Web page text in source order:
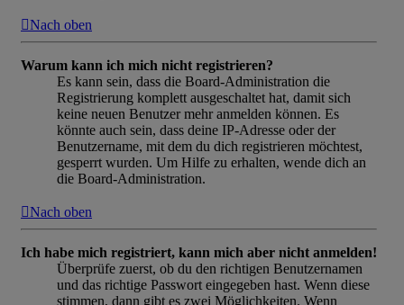
Nach oben
Warum kann ich mich nicht registrieren?
Es kann sein, dass die Board-Administration die
Registrierung komplett ausgeschaltet hat, damit sich
keine neuen Benutzer mehr anmelden können. Es
könnte auch sein, dass deine IP-Adresse oder der
Benutzername, mit dem du dich registrieren möchtest,
gesperrt wurden. Um Hilfe zu erhalten, wende dich an
die Board-Administration.
Nach oben
Ich habe mich registriert, kann mich aber nicht anmelden!
Überprüfe zuerst, ob du den richtigen Benutzernamen
und das richtige Passwort eingegeben hast. Wenn diese
stimmen, dann gibt es zwei Möglichkeiten. Wenn